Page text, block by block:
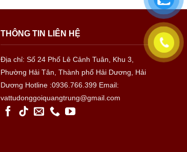
THÔNG TIN LIÊN HỆ
Địa chỉ: Số 24 Phố Lê Cảnh Tuân, Khu 3,
Phường Hải Tân, Thành phố Hải Dương, Hải
Dương Hotline :0936.766.399 Email:
vattudonggoiquangtrung@gmail.com